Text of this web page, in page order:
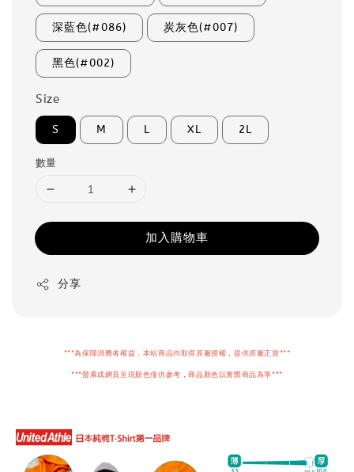
深藍色(#086) 炭灰色(#007)
黑色(#002)
Size
S M L XL 2L
數量
加入購物車
分享
***為保障消費者權益，本站商品均取得原廠授權，提供原廠正貨***
***螢幕或網頁呈現顏色僅供參考，商品顏色以實際商品為準***